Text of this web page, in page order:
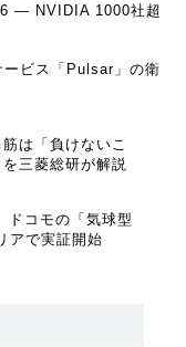
― NVIDIA 1000社超
ビス「Pulsar」の衛
は「負けないこ
三菱総研が解説
コモの「気球型
アで実証開始